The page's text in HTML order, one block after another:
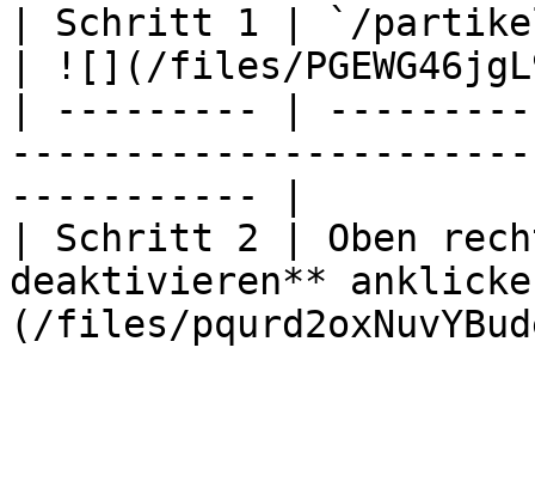
| Schritt 1 | `/
| ![](/files/
| --------- |
----------- |
| Schritt 2 | Oben
deaktivieren**